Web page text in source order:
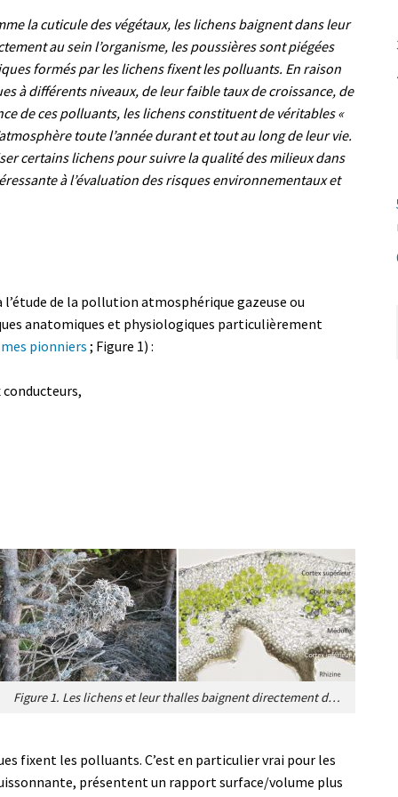
la cuticule des végétaux, les lichens baignent dans leur
au sein l’organisme, les poussières sont piégées
formés par les lichens fixent les polluants. En raison
à différents niveaux, de leur faible taux de croissance, de
de ces polluants, les lichens constituent de véritables «
toute l’année durant et tout au long de leur vie.
certains lichens pour suivre la qualité des milieux dans
à l’évaluation des risques environnementaux et
de la pollution atmosphérique gazeuse ou
anatomiques et physiologiques particulièrement
pionniers ; Figure 1) :
conducteurs,
Figure 1. Les lichens et leur thalles baignent directement dans le milieu environnant. A gauche,
fixent les polluants. C’est en particulier vrai pour les
présentent un rapport surface/volume plus